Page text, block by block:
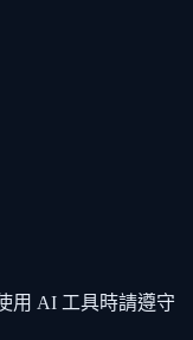
用 AI 工具時請遵守